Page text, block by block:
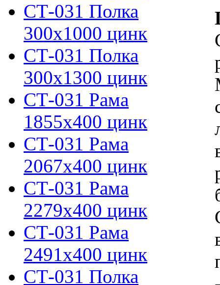
СТ-031 Полка
300х1000 цинк
СТ-031 Полка
300х1300 цинк
СТ-031 Рама
1855х400 цинк
СТ-031 Рама
2067х400 цинк
СТ-031 Рама
2279х400 цинк
СТ-031 Рама
2491х400 цинк
СТ-031 Полка